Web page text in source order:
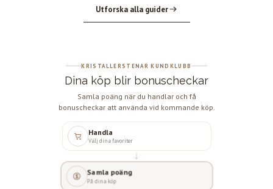
Utforska alla guider
KRISTALLERSTENAR KUNDKLUBB
Dina köp blir bonuscheckar
Samla poäng när du handlar och få
bonuscheckar att använda vid kommande köp.
Handla
Välj dina favoriter
Samla poäng
På dina köp